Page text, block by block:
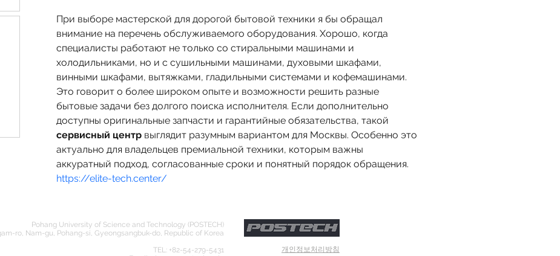
При выборе мастерской для дорогой бытовой техники я бы обращал
внимание на перечень обслуживаемого оборудования. Хорошо, когда
специалисты работают не только со стиральными машинами и
холодильниками, но и с сушильными машинами, духовыми шкафами,
винными шкафами, вытяжками, гладильными системами и кофемашинами.
Это говорит о более широком опыте и возможности решить разные
бытовые задачи без долгого поиска исполнителя. Если дополнительно
доступны оригинальные запчасти и гарантийные обязательства, такой
сервисный центр выглядит разумным вариантом для Москвы. Особенно это
актуально для владельцев премиальной техники, которым важны
аккуратный подход, согласованные сроки и понятный порядок обращения.
https://elite-tech.center/
Pohang University of Science and Technology (POSTECH)
ro, Nam-gu, Pohang-si, Gyeongsangbuk-do, Republic of Korea
TEL: +82-54-279-5431
​개인정보처리방침​